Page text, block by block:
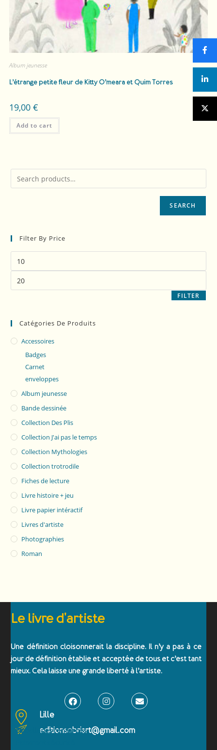
Album jeunesse
L’étrange petite fleurde Kitty O’meara et Quim Torres
19,00 €
Add to cart
SEARCH
Filter By Price
FILTER
Catégories De Produits
Accessoires
Badges
Carnet
enveloppes
Album jeunesse
Bande dessinée
Collection Des Plis
Collection J'ai pas le temps
Collection Mythologies
Collection trotrodile
Fiches de lecture
Livre histoire + jeu
Livre papier intéractif
Livres d'artiste
Photographies
Roman
Le livre d'artiste
Une définition cloisonnerait la discipline. Il n’y a pas à ce
jour de définition établie et acceptée de tous et c’est tant
mieux. Cela laisse une grande liberté à l’artiste.
Lille
editionsobriart@gmail.com
Emballages renforcés